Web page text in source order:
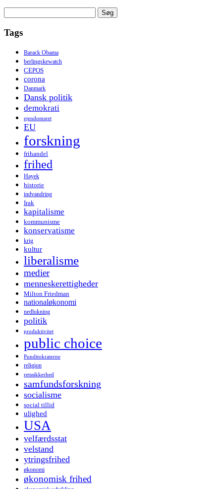
efter:
Tags
Barack Obama
berlingskewatch
CEPOS
corona
Danmark
Dansk politik
demokrati
ejendomsret
EU
forskning
frihandel
frihed
Hayek
historie
indvandring
Irak
kapitalisme
kommunisme
konservatisme
krig
kultur
liberalisme
medier
menneskerettigheder
Milton Friedman
nationaløkonomi
nedlukning
politik
produktivitet
public choice
Punditokraterne
religion
retssikkerhed
samfundsforskning
socialisme
social tillid
ulighed
USA
velfærdsstat
velstand
ytringsfrihed
økonomi
økonomisk frihed